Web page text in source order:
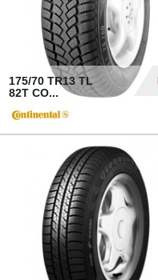
175/70 TR13 TL
82T CO...